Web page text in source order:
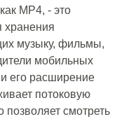
MP4, - это
хранения
музыку, фильмы,
мобильных
и его расширение
потоковую
позволяет смотреть